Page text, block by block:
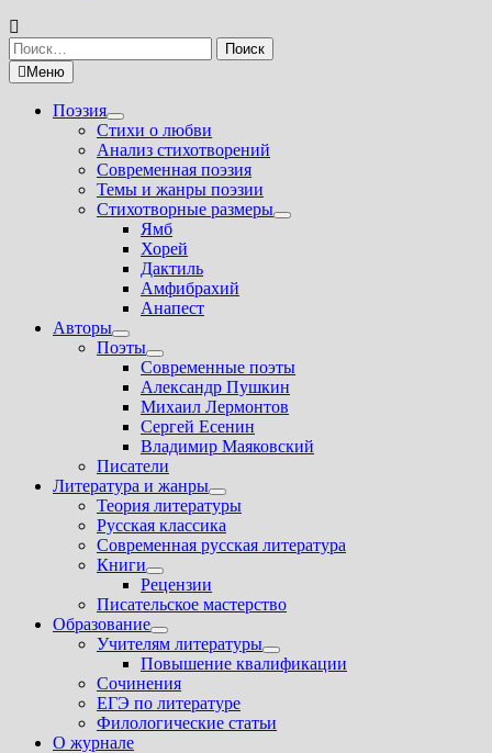
Найти:
Меню
Поэзия
Показать
подменю
Стихи о любви
Анализ стихотворений
Современная поэзия
Темы и жанры поэзии
Стихотворные размеры
Показать
Ямб
Хорей
Дактиль
Амфибрахий
Анапест
Авторы
Показать
подменю
Поэты
Показать
подменю
Современные поэты
Александр Пушкин
Михаил Лермонтов
Сергей Есенин
Владимир Маяковский
Писатели
Литература и жанры
Показать
подменю
Теория литературы
Русская классика
Современная русская литература
Книги
Показать
подменю
Рецензии
Писательское мастерство
Образование
Показать
подменю
Учителям литературы
Показать
подменю
Повышение квалификации
Сочинения
ЕГЭ по литературе
Филологические статьи
О журнале